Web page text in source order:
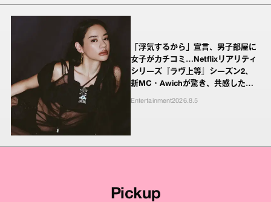
「浮気するから」宣言、男子部屋に
女子がカチコミ…Netflixリアリティ
シリーズ『ラヴ上等』シーズン2、
新MC・Awichが驚き、共感したヤ
Entertainment2026.8.5
Pickup